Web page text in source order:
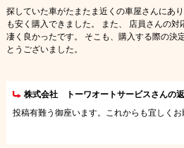
探していた車がたまたま近くの車屋さんにあ
も安く購入できました。 また、 店員さんの対
凄く良かったです。 そこも、購入する際の決
とうございました。
株式会社 トーワオートサービスさんの
投稿有難う御座います。これからも宜しくお